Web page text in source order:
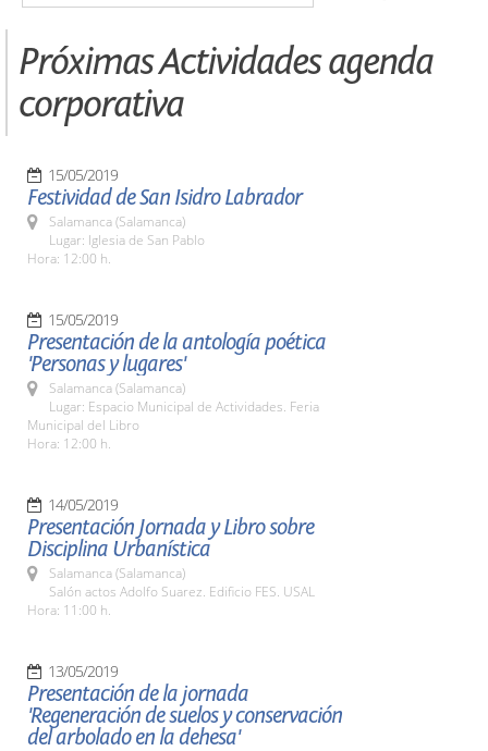
Próximas Actividades agenda
corporativa
15/05/2019
Festividad de San Isidro Labrador
Salamanca (Salamanca)
Lugar: Iglesia de San Pablo
Hora: 12:00 h.
15/05/2019
Presentación de la antología poética
'Personas y lugares'
Salamanca (Salamanca)
Lugar: Espacio Municipal de Actividades. Feria
Municipal del Libro
Hora: 12:00 h.
14/05/2019
Presentación Jornada y Libro sobre
Disciplina Urbanística
Salamanca (Salamanca)
Salón actos Adolfo Suarez. Edificio FES. USAL
Hora: 11:00 h.
13/05/2019
Presentación de la jornada
'Regeneración de suelos y conservación
del arbolado en la dehesa'